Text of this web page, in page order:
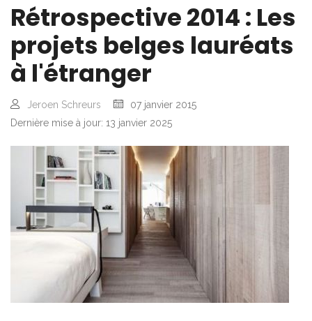
Rétrospective 2014 : Les
projets belges lauréats
à l'étranger
Jeroen Schreurs
07 janvier 2015
Dernière mise à jour: 13 janvier 2025